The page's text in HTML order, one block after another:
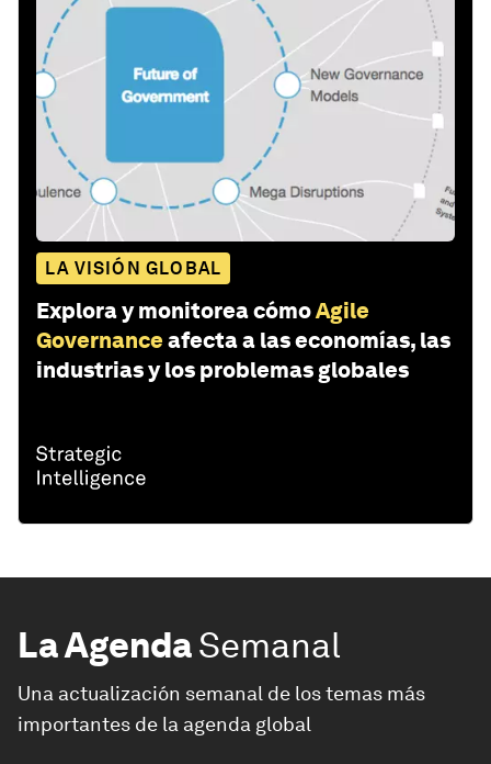
LA VISIÓN GLOBAL
Explora y monitorea cómoAgile
Governance afecta a las economías, las
industrias y los problemas globales
La AgendaSemanal
Una actualización semanal de los temas más
importantes de la agenda global